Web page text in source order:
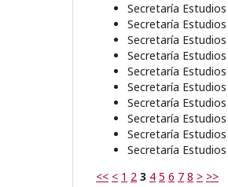
Secretaría
Secretaría
Secretaría
Secretaría
Secretaría
Secretaría
Secretaría
Secretaría
Secretaría
Secretaría
<< < 1 2 3 4 5 6 7 8 > >>